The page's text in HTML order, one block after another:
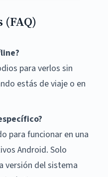
(FAQ)
para verlos sin
estás de viaje o en
para funcionar en una
Android. Solo
versión del sistema